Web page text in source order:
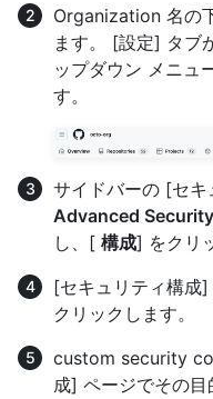
Organization 名の
ます。 [設定] タブ
ップダウン メニュ
す。
サイドバーの [セキ
Advanced Security
し、[ 構成] をクリ
[セキュリティ構成]
クリックします。
custom security
成] ページでその